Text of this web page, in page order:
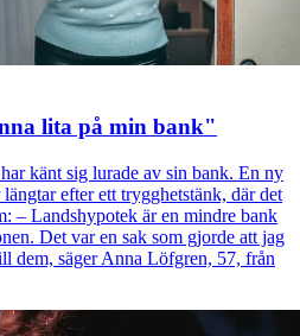
lita på min bank"
känt sig lurade av sin bank. En ny
efter ett trygghetstänk, där det
– Landshypotek är en mindre bank
Det var en sak som gjorde att jag
dem, säger Anna Löfgren, 57, från